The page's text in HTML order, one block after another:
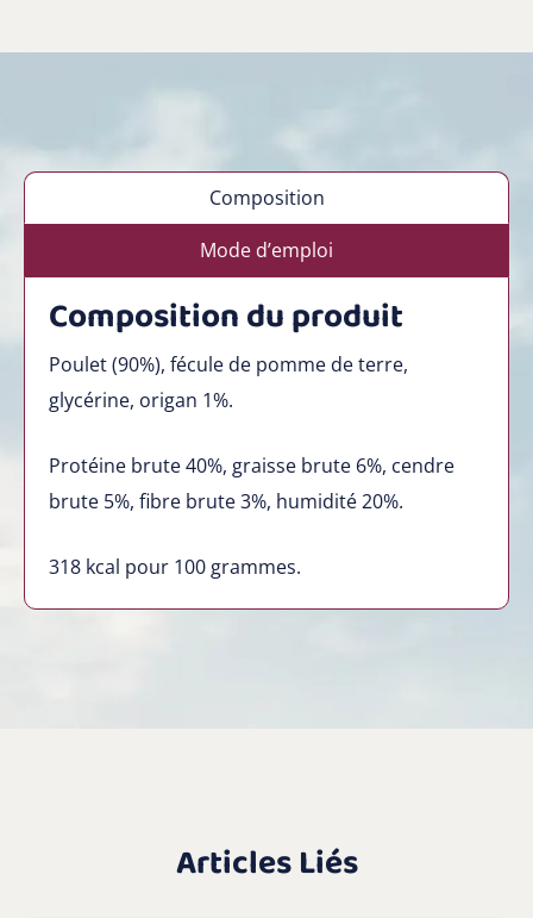
Composition
Mode d’emploi
Composition du produit
Poulet (90%), fécule de pomme de terre,
glycérine, origan 1%.
Protéine brute 40%, graisse brute 6%, cendre
brute 5%, fibre brute 3%, humidité 20%.
318 kcal pour 100 grammes.
Articles Liés